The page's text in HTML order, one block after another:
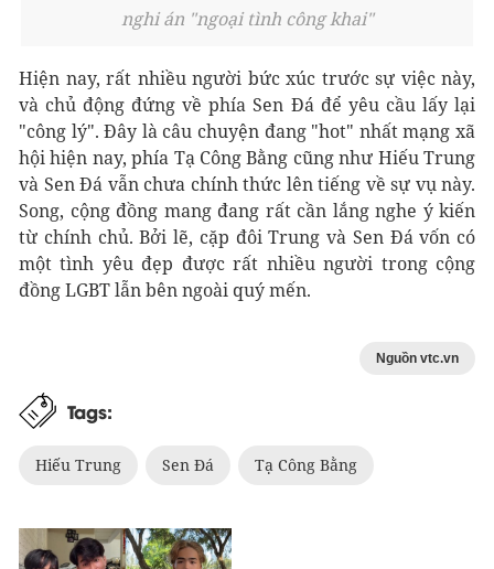
nghi án "ngoại tình công khai"
Hiện nay, rất nhiều người bức xúc trước sự việc này,
và chủ động đứng về phía Sen Đá để yêu cầu lấy lại
"công lý". Đây là câu chuyện đang "hot" nhất mạng xã
hội hiện nay, phía Tạ Công Bằng cũng như Hiếu Trung
và Sen Đá vẫn chưa chính thức lên tiếng về sự vụ này.
Song, cộng đồng mang đang rất cần lắng nghe ý kiến
từ chính chủ. Bởi lẽ, cặp đôi Trung và Sen Đá vốn có
một tình yêu đẹp được rất nhiều người trong cộng
đồng LGBT lẫn bên ngoài quý mến.
Nguồn vtc.vn
Tags:
Hiếu Trung Sen Đá Tạ Công Bằng